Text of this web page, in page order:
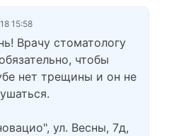
15:58
Врачу стоматологу
чтобы
нет трещины и он не
ул. Весны, 7д,